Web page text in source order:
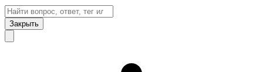
Закрыть